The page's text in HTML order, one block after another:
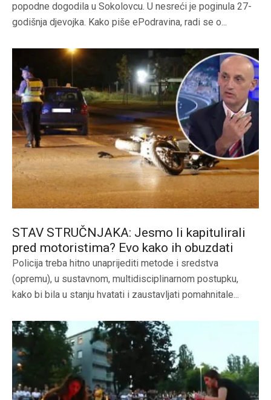
popodne dogodila u Sokolovcu. U nesreći je poginula 27-
godišnja djevojka. Kako piše ePodravina, radi se o...
STAV STRUČNJAKA: Jesmo li kapitulirali
pred motoristima? Evo kako ih obuzdati
Policija treba hitno unaprijediti metode i sredstva
(opremu), u sustavnom, multidisciplinarnom postupku,
kako bi bila u stanju hvatati i zaustavljati pomahnitale...